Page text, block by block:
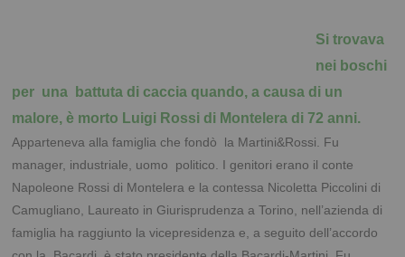
Si trovava
nei boschi
per una battuta di caccia quando, a causa di un
malore, è morto Luigi Rossi di Montelera di 72 anni.
Apparteneva alla famiglia che fondò la Martini&Rossi. Fu
manager, industriale, uomo politico. I genitori erano il conte
Napoleone Rossi di Montelera e la contessa Nicoletta Piccolini di
Camugliano, Laureato in Giurisprudenza a Torino, nell’azienda di
famiglia ha raggiunto la vicepresidenza e, a seguito dell’accordo